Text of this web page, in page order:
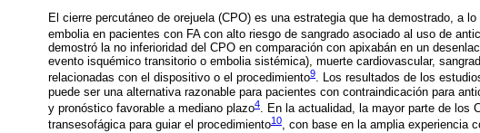
El cierre percutáneo de orejuela (CPO) es una estrategia que ha demostrado, a
embolia en pacientes con FA con alto riesgo de sangrado asociado al uso de
demostró la no inferioridad del CPO en comparación con apixabán en un
evento isquémico transitorio o embolia sistémica), muerte cardiovascular,
relacionadas con el dispositivo o el procedimiento9. Los resultados de los
puede ser una alternativa razonable para pacientes con contraindicación para
y pronóstico favorable a mediano plazo4
. En la actualidad, la mayor parte de los
transesofágica para guiar el procedimiento10, con base en la amplia experiencia